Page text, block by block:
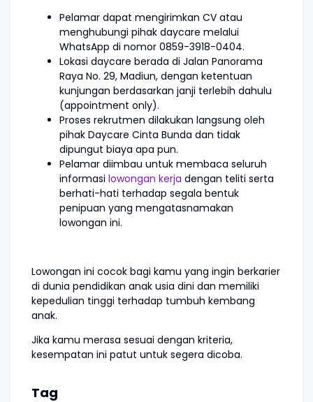
Pelamar dapat mengirimkan CV atau
menghubungi pihak daycare melalui
WhatsApp di nomor 0859-3918-0404.
Lokasi daycare berada di Jalan Panorama
Raya No. 29, Madiun, dengan ketentuan
kunjungan berdasarkan janji terlebih dahulu
(appointment only).
Proses rekrutmen dilakukan langsung oleh
pihak Daycare Cinta Bunda dan tidak
dipungut biaya apa pun.
Pelamar diimbau untuk membaca seluruh
informasi lowongan kerja dengan teliti serta
berhati-hati terhadap segala bentuk
penipuan yang mengatasnamakan
lowongan ini.
Lowongan ini cocok bagi kamu yang ingin berkarier
di dunia pendidikan anak usia dini dan memiliki
kepedulian tinggi terhadap tumbuh kembang
anak.
Jika kamu merasa sesuai dengan kriteria,
kesempatan ini patut untuk segera dicoba.
Tag